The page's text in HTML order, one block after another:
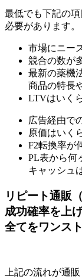
最低でも下記の
必要があります。
市場にニー
競合の数が
最新の薬機
商品の特長
LTVはいく
広告経由で
原価はいく
F2転換率が
PL表から何
キャッシュ
リピート通販
成功確率を上
全てをワンス
上記の流れが通